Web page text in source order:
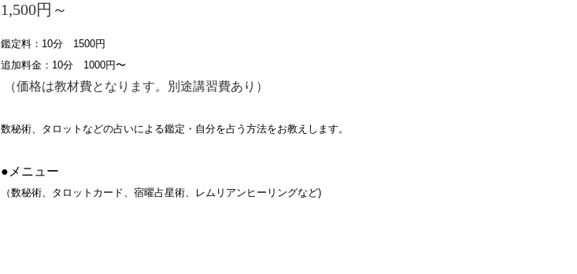
1,500円～
鑑定料：10分　1500円
追加料金：10分　1000円〜
（価格は教材費となります。別途講習費あり ）
数秘術、タロットなどの占いによる鑑定・自分を占う方法をお教えします。
●メニュー
（数秘術、タロットカード、宿曜占星術、レムリアンヒーリングなど)